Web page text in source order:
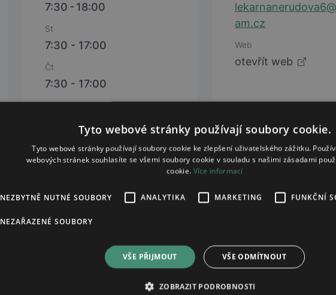
7:30 - 18:00
St
7:30 - 17:00
Čt
7:30 - 17:00
Pá
am.cz
Web
otevřít web
Tyto webové stránky používají soubory cookie.
Tyto webové stránky používají soubory cookie ke zlepšení uživatelského zážitku.
webových stránek souhlasíte se všemi soubory cookie v souladu s našimi zásadami
cookie. Více informací
NEZBYTNĚ NUTNÉ SOUBORY ANALYTIKA MARKETING FUNKČNÍ
NEZAŘAZENÉ SOUBORY
VŠE PŘIJMOUT VŠE ODMÍTNOUT
ZOBRAZIT PODROBNOSTI